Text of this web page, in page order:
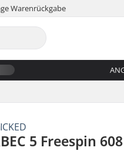
Warenrückgabe
5 Freespin